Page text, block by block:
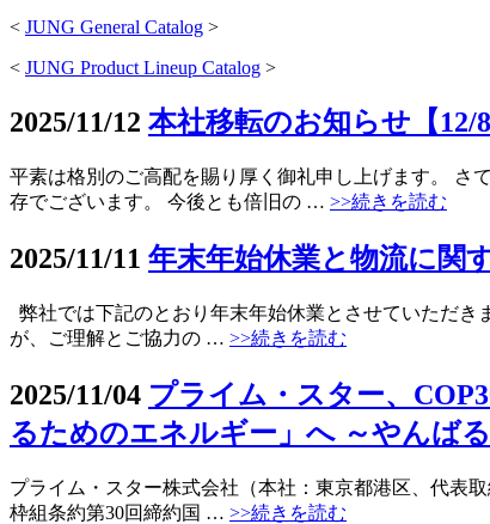
< JUNG General Catalog >
< JUNG Product Lineup Catalog >
2025/11/12 本社移転のお知らせ【12/
平素は格別のご高配を賜り厚く御礼申し上げます。 さ
存でございます。 今後とも倍旧の … >>続きを読む
2025/11/11 年末年始休業と物流に関
弊社では下記のとおり年末年始休業とさせていただ
が、ご理解とご協力の … >>続きを読む
2025/11/04 プライム・スター、
るためのエネルギー」へ ～やんば
プライム・スター株式会社（本社：東京都港区、代表
枠組条約第30回締約国 … >>続きを読む